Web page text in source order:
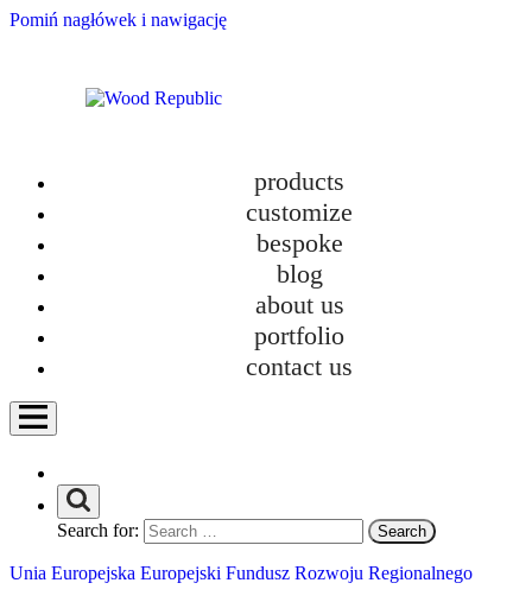
Pomiń nagłówek i nawigację
products
customize
bespoke
blog
about us
portfolio
contact us
Search for:
Unia Europejska Europejski Fundusz Rozwoju Regionalnego
New TOKI Collection – Design and Ecology
How we work?
Personalization
Uncategorized